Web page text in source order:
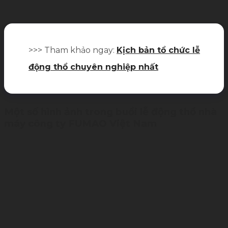
>>> Tham khảo ngay: Kịch bản tổ chức lễ
động thổ chuyên nghiệp nhất